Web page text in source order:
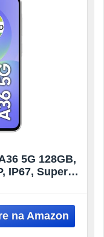
5G 128GB,
IP67, Super